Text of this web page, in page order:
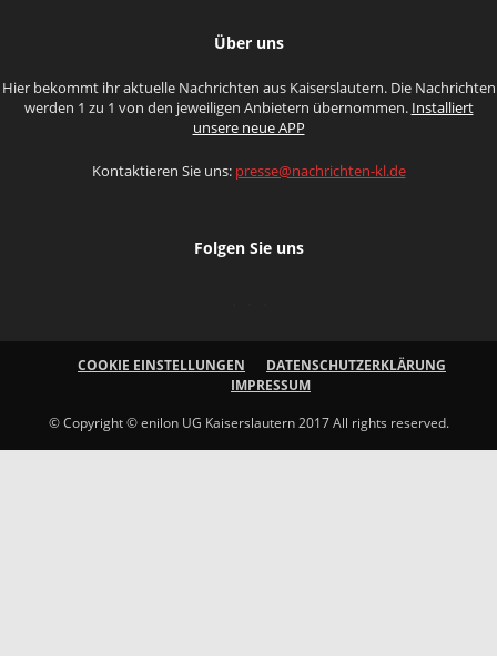
Über uns
Hier bekommt ihr aktuelle Nachrichten aus Kaiserslautern. Die Nachrichten
werden 1 zu 1 von den jeweiligen Anbietern übernommen. Installiert
unsere neue APP
Kontaktieren Sie uns: presse@nachrichten-kl.de
Folgen Sie uns
COOKIE EINSTELLUNGEN
DATENSCHUTZERKLÄRUNG
IMPRESSUM
© Copyright © enilon UG Kaiserslautern 2017 All rights reserved.